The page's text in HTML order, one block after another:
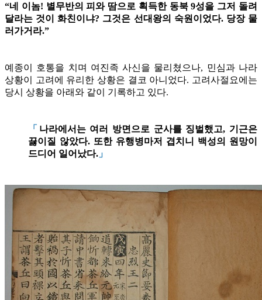
“네 이놈! 별무반의 피와 땀으로 획득한 동북 9성을 그저 돌려
달라는 것이 화친이냐? 그것은 선대왕의 숙원이었다. 당장 물
러가거라.”
예종이 호통을 치며 여진족 사신을 물리쳤으나, 민심과 나라
상황이 고려에 유리한 상황은 결코 아니었다. 고려사절요에는
당시 상황을 아래와 같이 기록하고 있다.
「 나라에서는 여러 방면으로 군사를 징벌했고, 기근은
끓이질 않았다. 또한 유행병마저 겹치니 백성의 원망이
드디어 일어났다. 」